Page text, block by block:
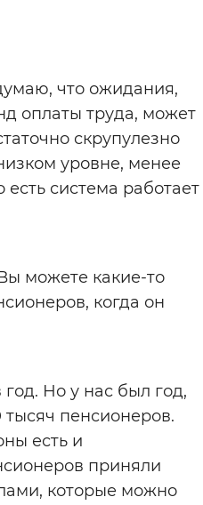
что ожидания,
оплаты труда, может
скрупулезно
уровне, менее
система работает
можете какие-то
когда он
Но у нас был год,
пенсионеров.
есть и
приняли
которые можно